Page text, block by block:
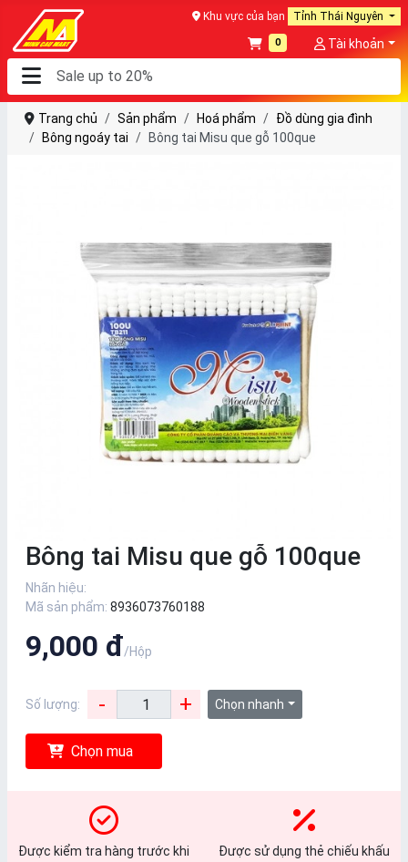
Khu vực của bạn Tỉnh Thái Nguyên
0 Tài khoản
Trang chủ Sản phẩm Hoá phẩm
Đồ dùng gia đình
Bông ngoáy tai
Bông tai Misu que gỗ 100que
Bông tai Misu que gỗ 100que
Nhãn hiệu:
Mã sản phẩm: 8936073760188
9,000 đ/Hộp
Số lượng: - + Chọn nhanh
Chọn mua
Được kiểm tra hàng trước khi
Được sử dụng thẻ chiếu khấu